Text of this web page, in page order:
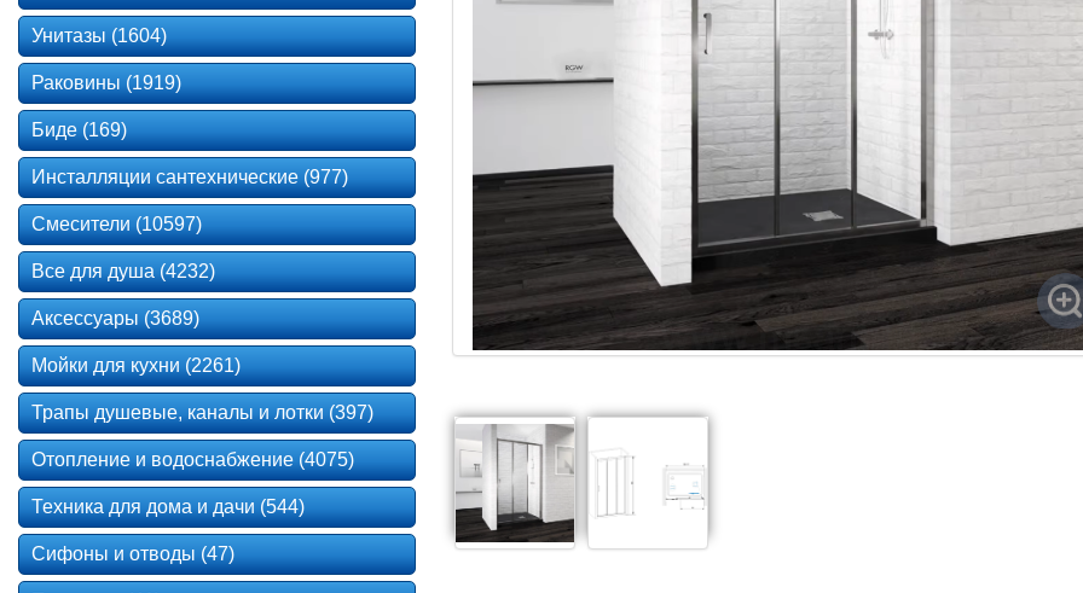
Унитазы (1604)
Раковины (1919)
Биде (169)
Инсталляции сантехнические (977)
Смесители (10597)
Все для душа (4232)
Аксессуары (3689)
Мойки для кухни (2261)
Трапы душевые, каналы и лотки (397)
Отопление и водоснабжение (4075)
Техника для дома и дачи (544)
Сифоны и отводы (47)